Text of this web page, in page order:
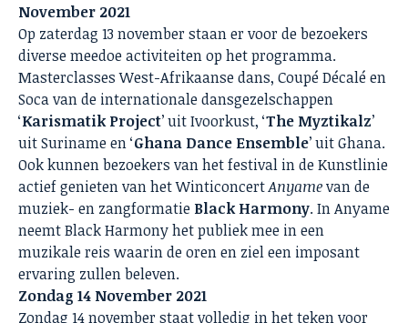
November 2021
Op zaterdag 13 november staan er voor de bezoekers
diverse meedoe activiteiten op het programma.
Masterclasses West-Afrikaanse dans, Coupé Décalé en
Soca van de internationale dansgezelschappen
‘Karismatik Project’ uit Ivoorkust, ‘The Myztikalz’
uit Suriname en ‘Ghana Dance Ensemble’ uit Ghana.
Ook kunnen bezoekers van het festival in de Kunstlinie
actief genieten van het WinticoncertAnyamevan de
muziek- en zangformatie Black Harmony. In Anyame
neemt Black Harmony het publiek mee in een
muzikale reis waarin de oren en ziel een imposant
ervaring zullen beleven.
Zondag 14 November 2021
Zondag 14 november staat volledig in het teken voor